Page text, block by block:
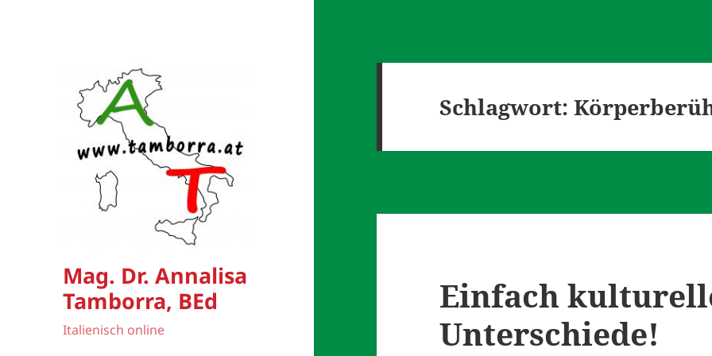
Mag. Dr. Annalisa
Tamborra, BEd
Italienisch online
Schlagwort:
Einfach
Unterschiede!